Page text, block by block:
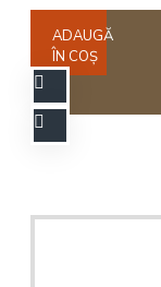
ADAUGĂ
ÎN COŞ